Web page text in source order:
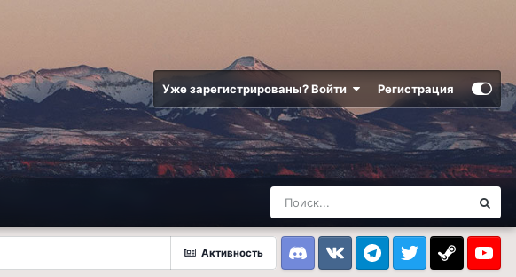
Уже зарегистрированы? Войти Регистрация
Активность
DiscordVK TelegramTwitter Steam